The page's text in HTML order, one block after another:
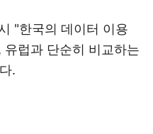
"한국의 데이터 이용
럽과 단순히 비교하는
.